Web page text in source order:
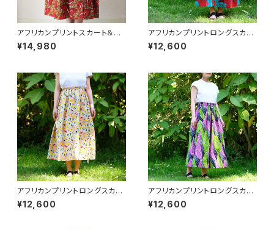
アフリカンプリントスカート＆ヘ
アバンドセット/195a/ &JOURN
EY orginal
¥14,980
アフリカンプリントロングスカー
ト/195b/ &JOURNEY orginal
¥12,600
アフリカンプリントロングスカー
ト/195d/ &JOURNEY orginal
¥12,600
アフリカンプリントロングスカー
ト/195c/ &JOURNEY orginal
¥12,600